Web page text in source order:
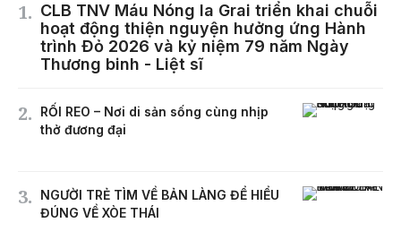
CLB TNV Máu Nóng Ia Grai triển khai chuỗi
hoạt động thiện nguyện hưởng ứng Hành
trình Đỏ 2026 và kỷ niệm 79 năm Ngày
Thương binh - Liệt sĩ
RỐI REO – Nơi di sản sống cùng nhịp
thở đương đại
NGƯỜI TRẺ TÌM VỀ BẢN LÀNG ĐỂ HIỂU
ĐÚNG VỀ XÒE THÁI